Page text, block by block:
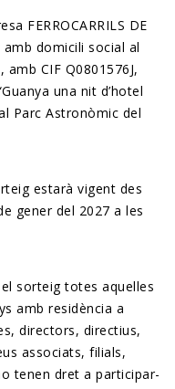
FERROCARRILS DE
amb domicili social al
CIF Q0801576J,
una nit d’hotel
Parc Astronòmic del
estarà vigent des
gener del 2027 a les
sorteig totes aquelles
amb residència a
directors, directius,
associats, filials,
tenen dret a participar-